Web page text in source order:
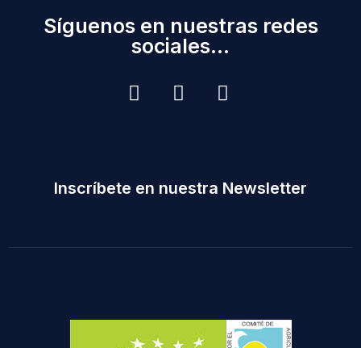
Síguenos en nuestras redes
sociales...
Inscríbete en nuestra Newsletter